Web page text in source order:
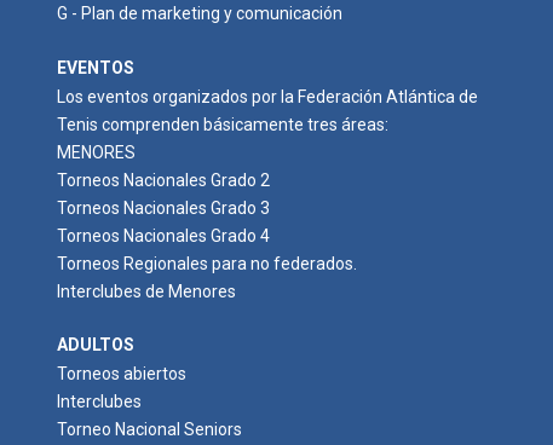
G - Plan de marketing y comunicación
EVENTOS
Los eventos organizados por la Federación Atlántica de
Tenis comprenden básicamente tres áreas:
MENORES
Torneos Nacionales Grado 2
Torneos Nacionales Grado 3
Torneos Nacionales Grado 4
Torneos Regionales para no federados.
Interclubes de Menores
ADULTOS
Torneos abiertos
Interclubes
Torneo Nacional Seniors